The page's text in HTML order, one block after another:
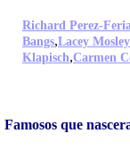
Richard Perez-
Bangs,Lacey Mosley
Klapisch,Carmen
Famosos que